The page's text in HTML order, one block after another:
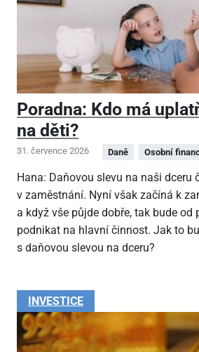
Poradna: Kdo má
na děti?
31. července 2026 Daně Osobní
Hana: Daňovou slevu na naši dceru
v zaměstnání. Nyní však začíná k
a když vše půjde dobře, tak bude od
podnikat na hlavní činnost. Jak to
s daňovou slevou na dceru?
INVESTICE